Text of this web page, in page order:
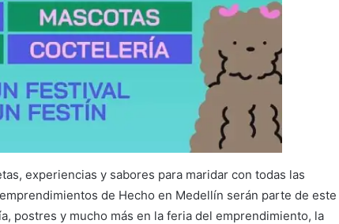
experiencias y sabores para maridar con todas las
de Hecho en Medellín serán parte de este
postres y mucho más en la feria del emprendimiento, la